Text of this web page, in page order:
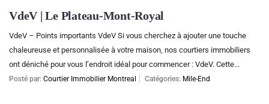
VdeV | Le Plateau-Mont-Royal
VdeV – Points importants VdeV Si vous cherchez à ajouter une touche
chaleureuse et personnalisée à votre maison, nos courtiers immobiliers
ont déniché pour vous l’endroit idéal pour commencer : VdeV. Cette...
Posté par: Courtier Immobilier Montreal Catégories: Mile-End